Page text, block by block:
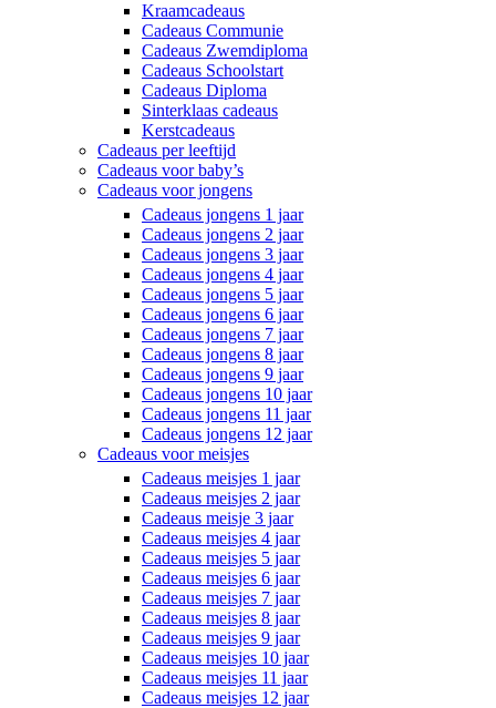
Kraamcadeaus
Cadeaus Communie
Cadeaus Zwemdiploma
Cadeaus Schoolstart
Cadeaus Diploma
Sinterklaas cadeaus
Kerstcadeaus
Cadeaus per leeftijd
Cadeaus voor baby’s
Cadeaus voor jongens
Cadeaus jongens 1 jaar
Cadeaus jongens 2 jaar
Cadeaus jongens 3 jaar
Cadeaus jongens 4 jaar
Cadeaus jongens 5 jaar
Cadeaus jongens 6 jaar
Cadeaus jongens 7 jaar
Cadeaus jongens 8 jaar
Cadeaus jongens 9 jaar
Cadeaus jongens 10 jaar
Cadeaus jongens 11 jaar
Cadeaus jongens 12 jaar
Cadeaus voor meisjes
Cadeaus meisjes 1 jaar
Cadeaus meisjes 2 jaar
Cadeaus meisje 3 jaar
Cadeaus meisjes 4 jaar
Cadeaus meisjes 5 jaar
Cadeaus meisjes 6 jaar
Cadeaus meisjes 7 jaar
Cadeaus meisjes 8 jaar
Cadeaus meisjes 9 jaar
Cadeaus meisjes 10 jaar
Cadeaus meisjes 11 jaar
Cadeaus meisjes 12 jaar